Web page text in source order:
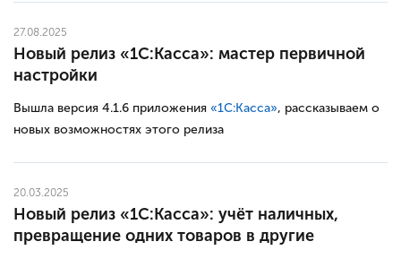
27.08.2025
Новый релиз «1С:Касса»: мастер первичной
настройки
Вышла версия 4.1.6 приложения «1С:Касса», рассказываем о
новых возможностях этого релиза
20.03.2025
Новый релиз «1С:Касса»: учёт наличных,
превращение одних товаров в другие